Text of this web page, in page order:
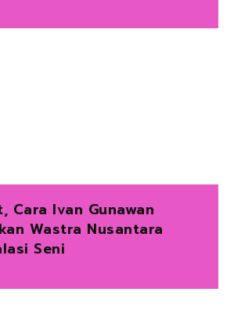
Cara Ivan Gunawan
Wastra Nusantara
Seni